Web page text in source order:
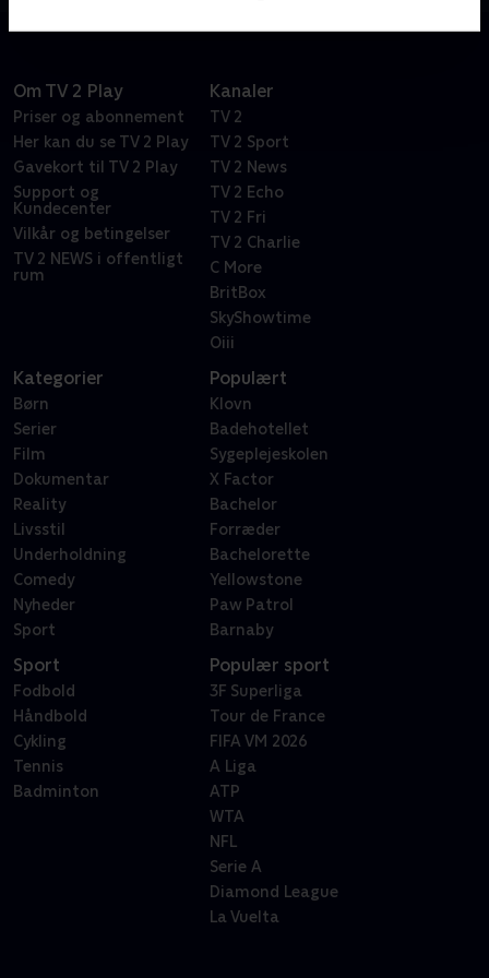
Om TV 2 Play
Priser og abonnement
Her kan du se TV 2 Play
Gavekort til TV 2 Play
Support og
Kundecenter
Vilkår og betingelser
TV 2 NEWS i offentligt
rum
Kanaler
TV 2
TV 2 Sport
TV 2 News
TV 2 Echo
TV 2 Fri
TV 2 Charlie
C More
BritBox
SkyShowtime
Oiii
Kategorier
Børn
Serier
Film
Dokumentar
Reality
Livsstil
Underholdning
Comedy
Nyheder
Sport
Populært
Klovn
Badehotellet
Sygeplejeskolen
X Factor
Bachelor
Forræder
Bachelorette
Yellowstone
Paw Patrol
Barnaby
Sport
Fodbold
Håndbold
Cykling
Tennis
Badminton
Populær sport
3F Superliga
Tour de France
FIFA VM 2026
A Liga
ATP
WTA
NFL
Serie A
Diamond League
La Vuelta